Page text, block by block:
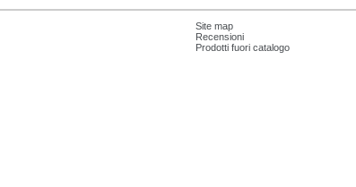
Site map
Recensioni
Prodotti fuori catalogo